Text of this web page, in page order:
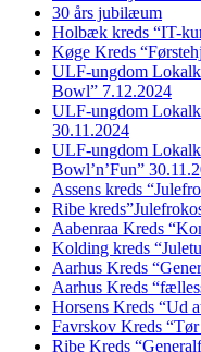
30 års jubilæum
Holbæk kreds “IT-
Køge Kreds
ULF-ungdom
Bowl” 7.12.2024
ULF-ungdom
30.11.2024
ULF-ungdom
Bowl’n’Fun”
Assens kreds
Ribe
Aabenraa Kreds
Kolding kreds
Aarhus Kreds
Aarhus Kreds
Horsens Kreds “Ud
Favrskov Kreds
Ribe Kreds